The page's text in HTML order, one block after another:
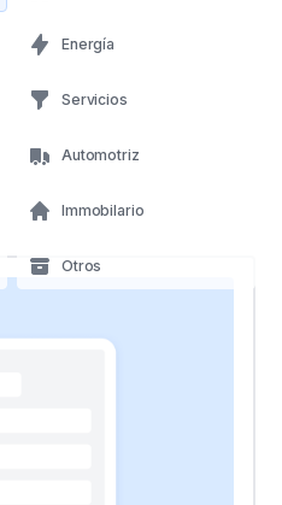
Energía
Servicios
Automotriz
Immobilario
Otros